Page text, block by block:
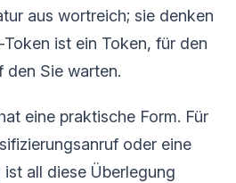
aus wortreich; sie denken
ist ein Token, für den
den Sie warten.
eine praktische Form. Für
oder eine
all diese Überlegung